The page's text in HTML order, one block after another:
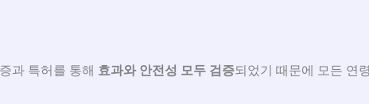
과 특허를 통해 효과와 안전성 모두 검증되었기 때문에 모든 연